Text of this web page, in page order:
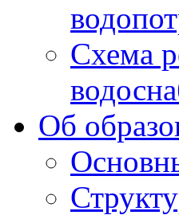
Схема
Об